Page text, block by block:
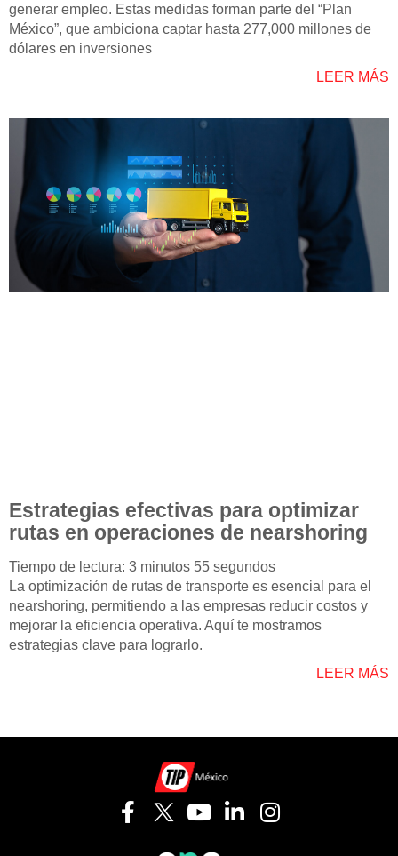
generar empleo. Estas medidas forman parte del “Plan
México”, que ambiciona captar hasta 277,000 millones de
dólares en inversiones
LEER MÁS
Estrategias efectivas para optimizar
rutas en operaciones de nearshoring
Tiempo de lectura: 3 minutos 55 segundos
La optimización de rutas de transporte es esencial para el
nearshoring, permitiendo a las empresas reducir costos y
mejorar la eficiencia operativa. Aquí te mostramos
estrategias clave para lograrlo.
LEER MÁS